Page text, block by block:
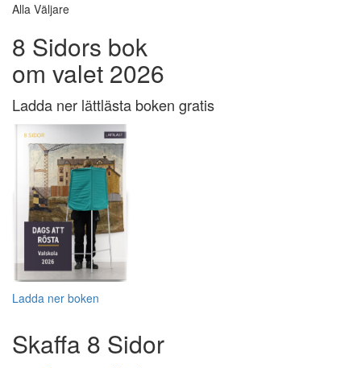
Alla Väljare
8 Sidors bok
om valet 2026
Ladda ner lättlästa boken gratis
Ladda ner boken
Skaffa 8 Sidor